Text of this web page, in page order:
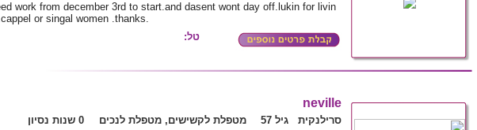
work from december 3rd to start.and dasent wont day off.lukin for livin
or singal women .thanks.
טל:
neville
סרילנקית גיל 57 מטפלת לקשישים, מטפלת לנכים
0 שנות נסיון